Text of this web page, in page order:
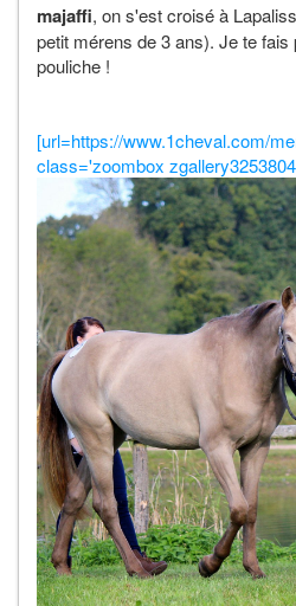
majaffi, on s'est croisé à
petit mérens de 3 ans). Je te
pouliche !
[url=https://www.1cheval.com/
class='zoombox